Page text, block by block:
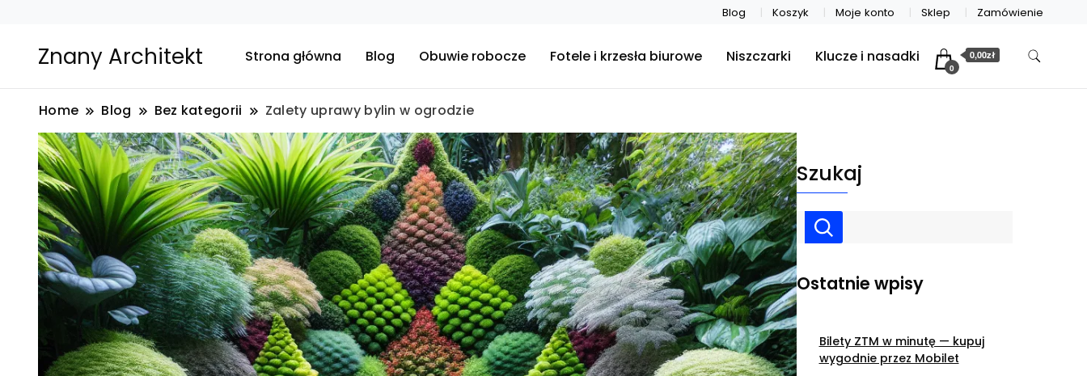
Blog Koszyk Moje konto Sklep Zamówienie
Znany Architekt Strona główna Blog Obuwie robocze Fotele i krzesła biurowe Niszczarki Klucze i nasadki
0
0,00zł
Home Blog Bez kategorii Zalety uprawy bylin w ogrodzie
Szukaj
Ostatnie wpisy
Bilety ZTM w minutę — kupuj
wygodnie przez Mobilet